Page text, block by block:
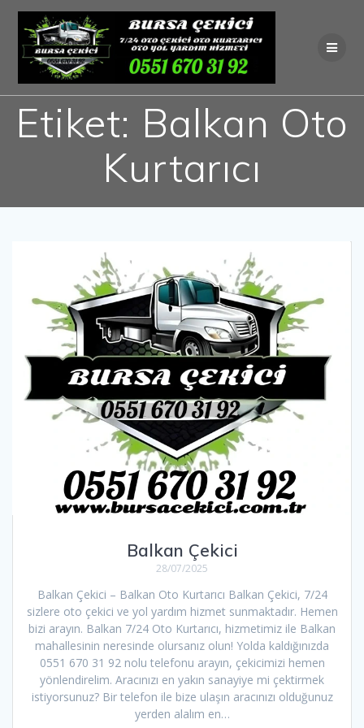
Skip
to
content
Etiket: Balkan Oto
Kurtarıcı
Balkan Çekici
28/07/2025
Balkan Çekici – Balkan Oto Kurtarıcı Balkan Çekici, 7/24
sizlere oto çekici ve yol yardım hizmet sunmaktadır. Hemen
bizi arayın. Balkan 7/24 Oto Kurtarıcı, hizmetimiz ile Balkan
mahallesinin neresinde olursanız olun! Yolda kaldığınızda
0551 670 31 92 nolu telefonu arayın, çekicimizi hemen
yönlendirelim. Aracınızı en yakın sanayiye mi çektirmek
istiyorsunuz? Bir telefon ile bize ulaşın aracınızı olduğunuz
yerden alalım en…